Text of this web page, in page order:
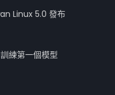
Linux 5.0 發布
練第一個模型